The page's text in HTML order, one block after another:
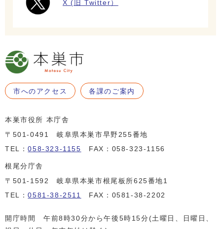
X (旧 Twitter）
市へのアクセス 各課のご案内
本巣市役所 本庁舎
〒501-0491 岐阜県本巣市早野255番地
TEL：058-323-1155 FAX：058-323-1156
根尾分庁舎
〒501-1592 岐阜県本巣市根尾板所625番地1
TEL：0581-38-2511 FAX：0581-38-2202
開庁時間 午前8時30分から午後5時15分(土曜日、日曜日、